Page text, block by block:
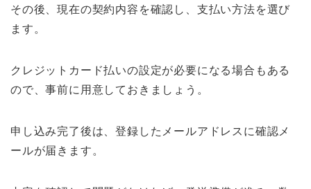
その後、現在の契約内容を確認し、支払い方法を選び
ます。
クレジットカード払いの設定が必要になる場合もある
ので、事前に用意しておきましょう。
申し込み完了後は、登録したメールアドレスに確認メ
ールが届きます。